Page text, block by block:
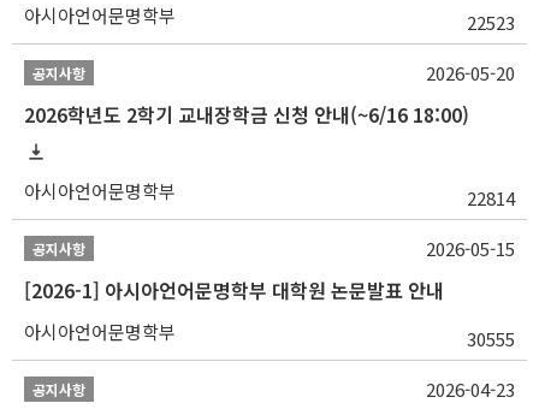
아시아언어문명학부 22523
공지사항
2026학년도 2학기 교내장학금 신청 안내(~6/16 18:00)
아시아언어문명학부 22814
2026-05-20
공지사항
[2026-1] 아시아언어문명학부 대학원 논문발표 안내
아시아언어문명학부 30555
2026-05-15
공지사항 2026-04-23